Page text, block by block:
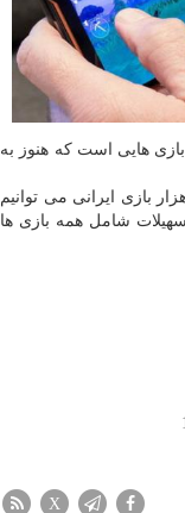
بررسی نموده است، اما منظور ما از ۱۱ هزار بازی، صرفاً بازی هایی است که هنوز به
به اطلاعات بنیاد ملی بازی های کامپیوتری، معاون نظارت بنیاد همینطور تصریح کرد: در زمان اعلام اسامی این ۱۱ هزار بازی ایرانی می توانیم
شامل همه بازی ها
X